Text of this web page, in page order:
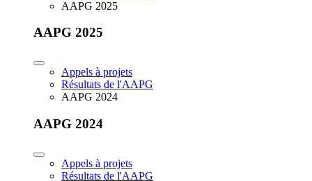
AAPG 2025
AAPG 2025
Appels à projets
Résultats de l'AAPG
AAPG 2024
AAPG 2024
Appels à projets
Résultats de l'AAPG